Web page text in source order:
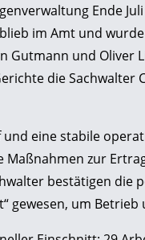
Ende
im Amt und
und Oliver
die Sachwalter
eine stabile
zur
bestätigen die
gewesen, um